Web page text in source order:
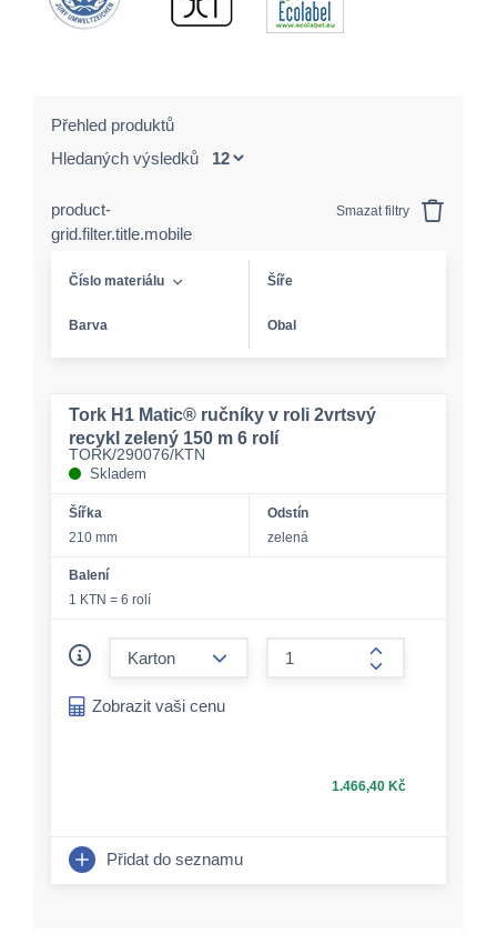
Přehled produktů
Hledaných výsledků
product-
grid.filter.title.mobile
Smazat filtry
Číslo materiálu Šíře
Barva Obal
Tork H1 Matic® ručníky v roli 2vrtsvý
recykl zelený 150 m 6 rolí
TORK/290076/KTN
Skladem
Šířka
210 mm
Odstín
zelená
Balení
1 KTN = 6 rolí
form.increase-
Zobrazit vaši cenu
1.466,40 Kč
Přidat do seznamu